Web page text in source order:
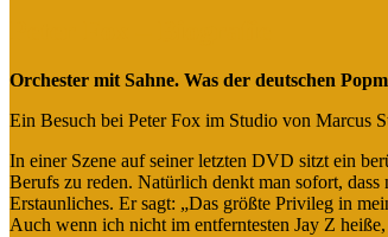
Orchester mit Sahne. Was der deutschen
Ein Besuch bei Peter Fox im Studio von Marcus
In einer Szene auf seiner letzten DVD sitzt ein
Berufs zu reden. Natürlich denkt man sofort,
Erstaunliches. Er sagt: „Das größte Privileg in
Auch wenn ich nicht im entferntesten Jay Z